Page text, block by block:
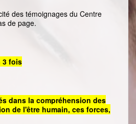
des témoignages du Centre
de page.
3 fois
dans la compréhension des
de l'être humain, ces forces,